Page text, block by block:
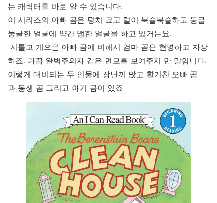
는 캐릭터를 바로 알 수 있습니다.
이 시리즈의 아빠 곰은 덩치 크고 털이 북슬북슬하고 둥글
둥글한 얼굴에 약간 맹한 얼굴을 하고 있거든요.
서툴고 게으른 아빠 곰에 비해서 엄마 곰은 현명하고 자상
하죠. 가끔 완벽주의자 같은 면모를 보여주지 만 말입니다.
이렇게 대비되는 두 인물에 장난끼 많고 활기찬 오빠 곰
과 동생 곰 그리고 아기 곰이 있죠.